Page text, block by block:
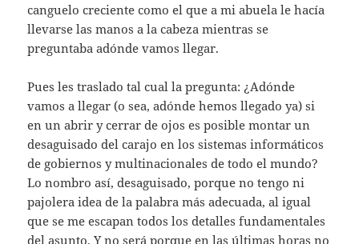
canguelo creciente como el que a mi abuela le hacía
llevarse las manos a la cabeza mientras se
preguntaba adónde vamos llegar.
Pues les traslado tal cual la pregunta: ¿Adónde
vamos a llegar (o sea, adónde hemos llegado ya) si
en un abrir y cerrar de ojos es posible montar un
desaguisado del carajo en los sistemas informáticos
de gobiernos y multinacionales de todo el mundo?
Lo nombro así, desaguisado, porque no tengo ni
pajolera idea de la palabra más adecuada, al igual
que se me escapan todos los detalles fundamentales
del asunto. Y no será porque en las últimas horas no